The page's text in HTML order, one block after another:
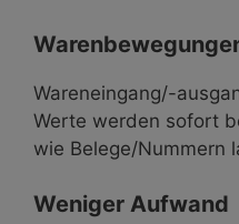
Wareneingang/-
Werte werden sofort
wie Belege/Nummern
Weniger Aufwand